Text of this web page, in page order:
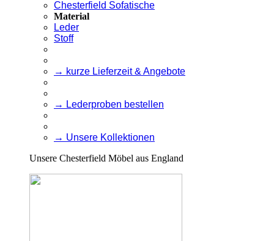
Chesterfield Sofatische
Material
Leder
Stoff
→ kurze Lieferzeit & Angebote
→ Lederproben bestellen
→ Unsere Kollektionen
Unsere Chesterfield Möbel aus England